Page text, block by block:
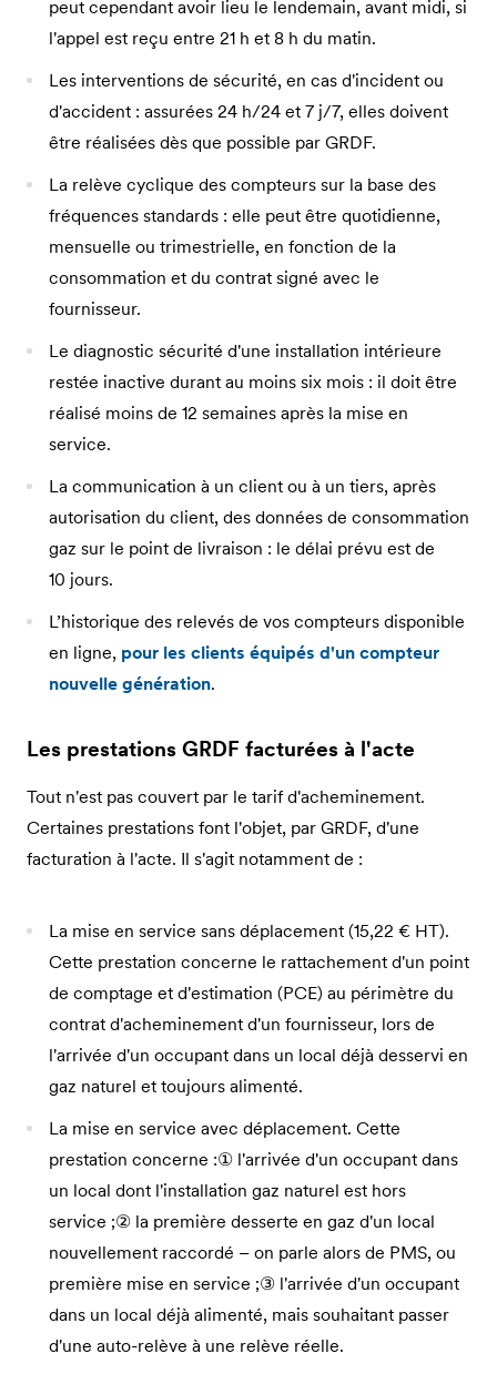
peut cependant avoir lieu le lendemain, avant midi, si
l'appel est reçu entre 21 h et 8 h du matin.
Les interventions de sécurité, en cas d'incident ou
d'accident : assurées 24 h/24 et 7 j/7, elles doivent
être réalisées dès que possible par GRDF.
La relève cyclique des compteurs sur la base des
fréquences standards : elle peut être quotidienne,
mensuelle ou trimestrielle, en fonction de la
consommation et du contrat signé avec le
fournisseur.
Le diagnostic sécurité d'une installation intérieure
restée inactive durant au moins six mois : il doit être
réalisé moins de 12 semaines après la mise en
service.
La communication à un client ou à un tiers, après
autorisation du client, des données de consommation
gaz sur le point de livraison : le délai prévu est de
10 jours.
L’historique des relevés de vos compteurs disponible
en ligne, pour les clients équipés d'un compteur
nouvelle génération.
Les prestations GRDF facturées à l'acte
Tout n'est pas couvert par le tarif d'acheminement.
Certaines prestations font l'objet, par GRDF, d'une
facturation à l'acte. Il s'agit notamment de :
La mise en service sans déplacement (15,22 € HT).
Cette prestation concerne le rattachement d'un point
de comptage et d'estimation (PCE) au périmètre du
contrat d'acheminement d'un fournisseur, lors de
l'arrivée d'un occupant dans un local déjà desservi en
gaz naturel et toujours alimenté.
La mise en service avec déplacement. Cette
prestation concerne :① l'arrivée d'un occupant dans
un local dont l'installation gaz naturel est hors
service ;② la première desserte en gaz d'un local
nouvellement raccordé – on parle alors de PMS, ou
première mise en service ;③ l'arrivée d'un occupant
dans un local déjà alimenté, mais souhaitant passer
d'une auto-relève à une relève réelle.